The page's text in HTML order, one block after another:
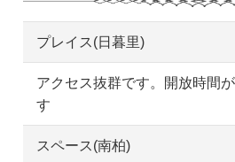
プレイス(日暮里)
アクセス抜群です。開放時間
す
スペース(南柏)